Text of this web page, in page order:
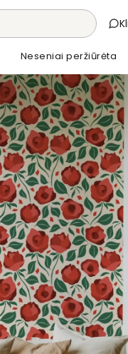
Neseniai peržiūrėta